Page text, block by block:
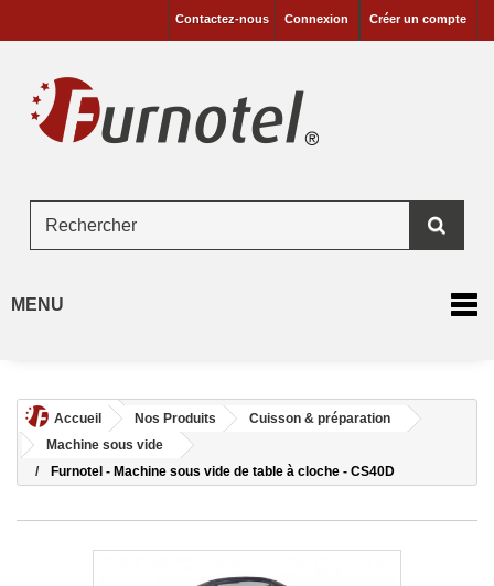
Créer un compte
Connexion
Contactez-nous
MENU
Accueil Nos Produits
Cuisson & préparation
Machine sous vide
Furnotel - Machine sous vide de table à cloche - CS40D